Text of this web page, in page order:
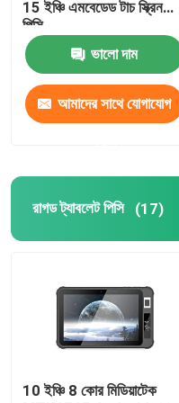
ফায়ারওয়াল পিসি
ওপিএস মিনি পিসি
ইন্ডাস্ট্রিয়াল ট্যাবলেট পিসি
মিনি আইটিএক্স মাদারবোর্ড
3.5 এবং 4 ইঞ্চি মাদারবোর্ড
15 ইঞ্চি এমবেডেড টাচ স্ক্রিন
পিসি
ভালো দাম
আমাদের সাথে যোগাযোগ
রাগড ট্যাবলেট পিসি (17)
10 ইঞ্চি 8 কোর মিডিয়াটেক